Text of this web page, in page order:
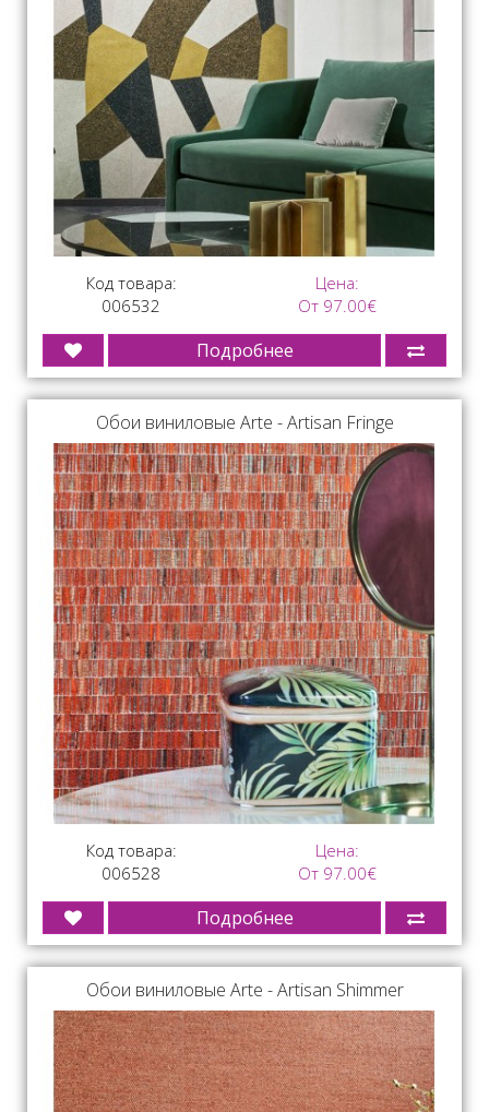
Код товара:
006532
Цена:
От 97.00€
Подробнее
Обои виниловые Arte - Artisan Fringe
Код товара:
006528
Цена:
От 97.00€
Подробнее
Обои виниловые Arte - Artisan Shimmer